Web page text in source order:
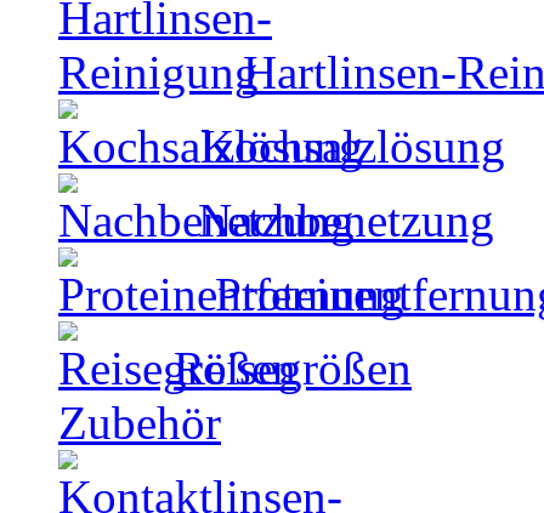
Hartlinsen-
Kochsalzlösung
Nachbenetzung
Reisegrößen
Zubehör